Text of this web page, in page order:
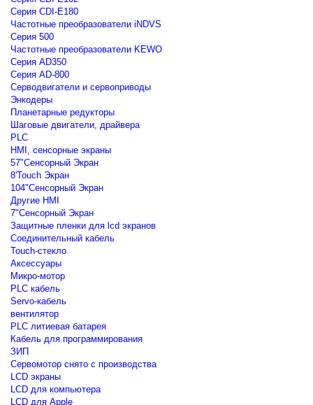
Серия CDI-E180
Частотные преобразователи iNDVS
Серия 500
Частотные преобразователи KEWO
Серия AD350
Серия AD-800
Серводвигатели и сервоприводы
Энкодеры
Планетарные редукторы
Шаговые двигатели, драйвера
PLC
HMI, сенсорные экраны
57"Сенсорный Экран
8'Touch Экран
104"Сенсорный Экран
Другие HMI
7"Сенсорный Экран
Защитные пленки для lcd экранов
Соединительный кабель
Touch-стекло
Аксессуары
Микро-мотор
PLC кабель
Servo-кабель
вентилятор
PLC литиевая батарея
Кабель для программирования
ЗИП
Сервомотор снято с производства
LCD экраны
LCD для компьютера
LCD для Apple